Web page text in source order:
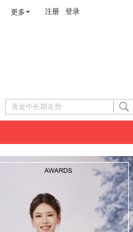
更多 注册 登录